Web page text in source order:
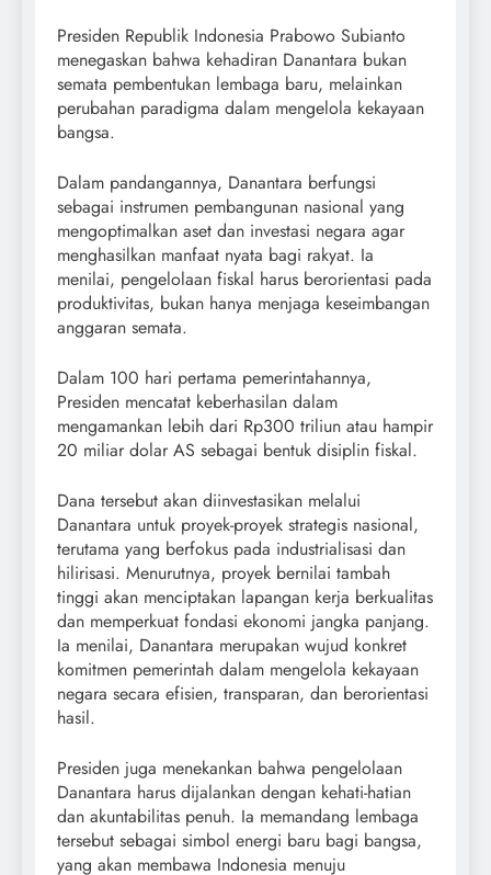
Presiden Republik Indonesia Prabowo Subianto
menegaskan bahwa kehadiran Danantara bukan
semata pembentukan lembaga baru, melainkan
perubahan paradigma dalam mengelola kekayaan
bangsa.
Dalam pandangannya, Danantara berfungsi
sebagai instrumen pembangunan nasional yang
mengoptimalkan aset dan investasi negara agar
menghasilkan manfaat nyata bagi rakyat. Ia
menilai, pengelolaan fiskal harus berorientasi pada
produktivitas, bukan hanya menjaga keseimbangan
anggaran semata.
Dalam 100 hari pertama pemerintahannya,
Presiden mencatat keberhasilan dalam
mengamankan lebih dari Rp300 triliun atau hampir
20 miliar dolar AS sebagai bentuk disiplin fiskal.
Dana tersebut akan diinvestasikan melalui
Danantara untuk proyek-proyek strategis nasional,
terutama yang berfokus pada industrialisasi dan
hilirisasi. Menurutnya, proyek bernilai tambah
tinggi akan menciptakan lapangan kerja berkualitas
dan memperkuat fondasi ekonomi jangka panjang.
Ia menilai, Danantara merupakan wujud konkret
komitmen pemerintah dalam mengelola kekayaan
negara secara efisien, transparan, dan berorientasi
hasil.
Presiden juga menekankan bahwa pengelolaan
Danantara harus dijalankan dengan kehati-hatian
dan akuntabilitas penuh. Ia memandang lembaga
tersebut sebagai simbol energi baru bagi bangsa,
yang akan membawa Indonesia menuju